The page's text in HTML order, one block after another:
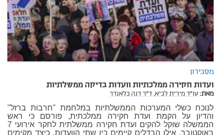
מסבירון
ועדות חקירה ממלכתיות וועדות בדיקה ממשלתיות
מאת:עו"ד מירית לביא, ד"ר דנה בלאנדר
לנוכח כשלי המערכות הממשלתיות במלחמת "חרבות ברזל"
והדיון על הקמת ועדת חקירה ממלכתית, פורסם כי ראש
הממשלה שוקל להקים ועדת חקירה ממשלתית לחקר אירועי 7
באוקטובר. אילו הבדלים קיימים בין שתי הוועדות, כיצד מקימים